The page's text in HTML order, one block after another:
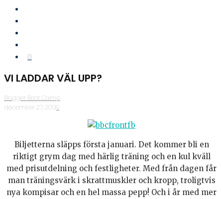
0
VI LADDAR VÄL UPP?
Blogger Boot Camp
·december 27, 2013·0
Biljetterna släpps första januari. Det kommer bli en
riktigt grym dag med härlig träning och en kul kväll
med prisutdelning och festligheter. Med från dagen får
man träningsvärk i skrattmuskler och kropp, troligtvis
nya kompisar och en hel massa pepp! Och i år med mer